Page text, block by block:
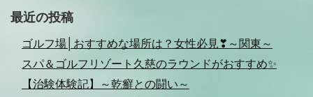
最近の投稿
ゴルフ場│おすすめな場所は？女性必見❣～関東～
スパ＆ゴルフリゾート久慈のラウンドがおすすめ✨
【治験体験記】～乾癬との闘い～